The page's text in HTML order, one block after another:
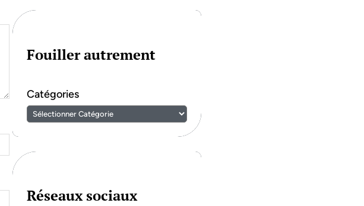
Fouiller autrement
Catégories
Réseaux sociaux